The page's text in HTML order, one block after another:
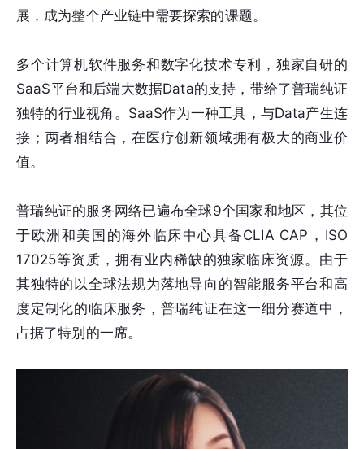
展，成为整个产业链中需要探索的课题。
多个计算机软件服务和数字化技术专利，独家自研的
SaaS平台和后端大数据Data的支持，带给了普瑞纯证
独特的行业视角。SaaS作为一种工具，与Data产生连
接；两者相结合，在医疗创新领域拥有极大的商业价
值。
普瑞纯证的服务网络已遍布全球9个国家和地区，其位
于欧洲和美国的海外临床中心具备CLIA CAP，ISO
17025等资质，拥有业内稀缺的独家临床资源。由于
其独特的以全球法规为落地导向的智能服务平台和高
度定制化的临床服务，普瑞纯证在这一细分赛道中，
占据了特别的一席。